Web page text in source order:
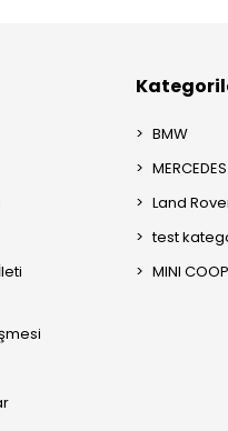
BMW
MERCEDES
Land
test
MINI